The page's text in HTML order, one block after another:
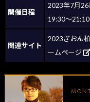
開催日程
2023年7月26
19:30～21:10
関連サイト
2023ぎおん
ームページ